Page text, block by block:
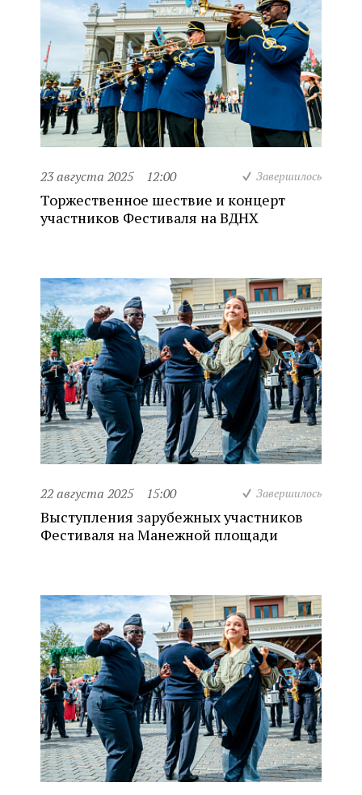
23 августа 2025 12:00 Завершилось
Торжественное шествие и концерт
участников Фестиваля на ВДНХ
22 августа 2025 15:00 Завершилось
Выступления зарубежных участников
Фестиваля на Манежной площади